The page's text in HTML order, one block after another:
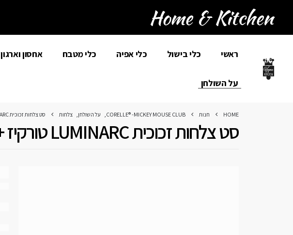
ראשי כלי בישול כלי אפיה כלי מטבח אחסון וארגון
על השולחן
HOME חנות CORELLE® -MICKEY MOUSE CLUB
, על השולחן, צלחות סט צלחות זכוכית LUMINARC טורקיז + קערת סלט
סט צלחות זכוכית LUMINARC טורקיז + קערת סלט